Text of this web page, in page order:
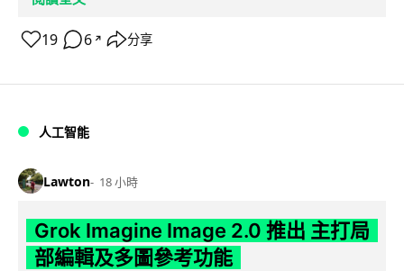
19 6 ↗ 分享
人工智能
Lawton 18 小時
Grok Imagine Image 2.0 推出 主打局
部編輯及多圖參考功能